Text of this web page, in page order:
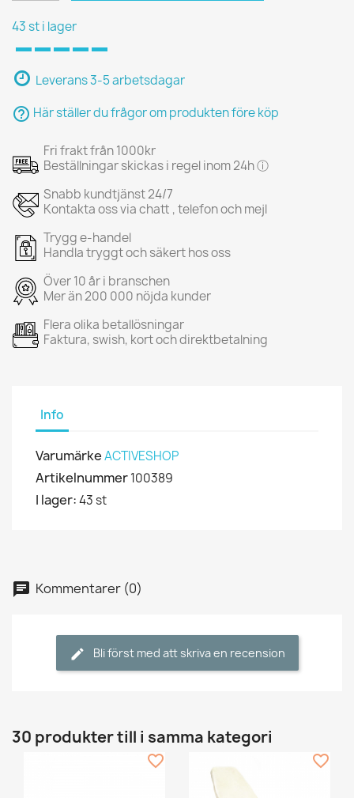
43 st i lager
Leverans 3-5 arbetsdagar
help_outline Här ställer du frågor om produkten före köp
Fri frakt från 1000kr
Beställningar skickas i regel inom 24h ⓘ
Snabb kundtjänst 24/7
Kontakta oss via chatt , telefon och mejl
Trygg e-handel
Handla tryggt och säkert hos oss
Över 10 år i branschen
Mer än 200 000 nöjda kunder
Flera olika betallösningar
Faktura, swish, kort och direktbetalning
Info
VarumärkeACTIVESHOP
Artikelnummer100389
I lager:43 st
Kommentarer (0)
Bli först med att skriva en recension
30 produkter till i samma kategori
favorite_border favorite_border